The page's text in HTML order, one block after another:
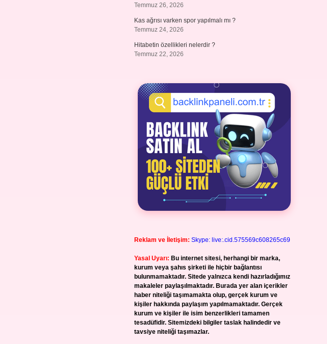
Temmuz 26, 2026
Kas ağrısı varken spor yapılmalı mı ?
Temmuz 24, 2026
Hitabetin özellikleri nelerdir ?
Temmuz 22, 2026
Reklam ve İletişim: Skype: live:.cid.575569c608265c69
Yasal Uyarı: Bu internet sitesi, herhangi bir marka,
kurum veya şahıs şirketi ile hiçbir bağlantısı
bulunmamaktadır. Sitede yalnızca kendi hazırladığımız
makaleler paylaşılmaktadır. Burada yer alan içerikler
haber niteliği taşımamakta olup, gerçek kurum ve
kişiler hakkında paylaşım yapılmamaktadır. Gerçek
kurum ve kişiler ile isim benzerlikleri tamamen
tesadüfidir. Sitemizdeki bilgiler taslak halindedir ve
tavsiye niteliği taşımazlar.